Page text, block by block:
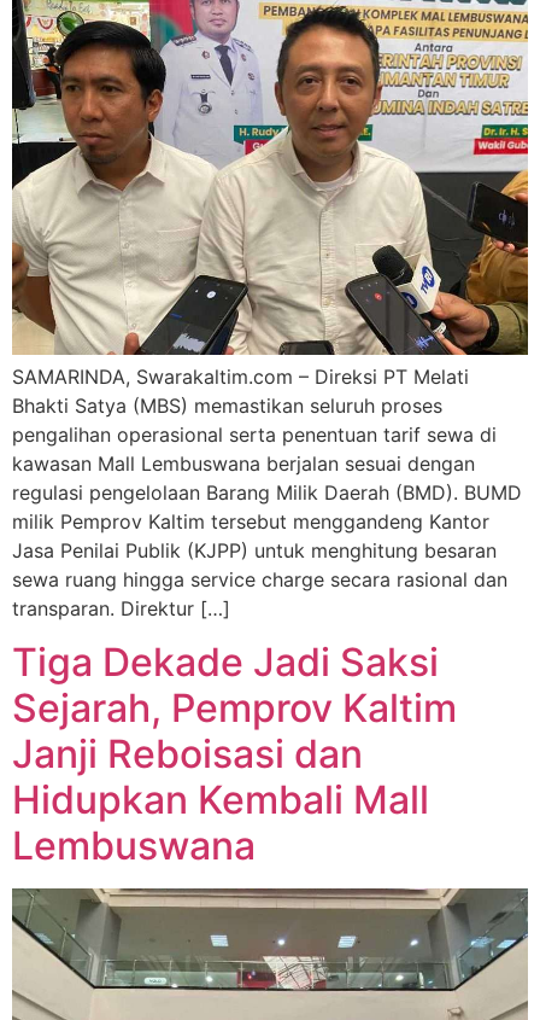
SAMARINDA, Swarakaltim.com – Direksi PT Melati
Bhakti Satya (MBS) memastikan seluruh proses
pengalihan operasional serta penentuan tarif sewa di
kawasan Mall Lembuswana berjalan sesuai dengan
regulasi pengelolaan Barang Milik Daerah (BMD). BUMD
milik Pemprov Kaltim tersebut menggandeng Kantor
Jasa Penilai Publik (KJPP) untuk menghitung besaran
sewa ruang hingga service charge secara rasional dan
transparan. Direktur […]
Tiga Dekade Jadi Saksi
Sejarah, Pemprov Kaltim
Janji Reboisasi dan
Hidupkan Kembali Mall
Lembuswana